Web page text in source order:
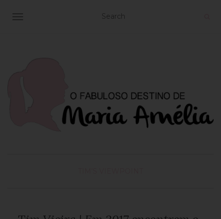
TOGGLE NAVIGATION